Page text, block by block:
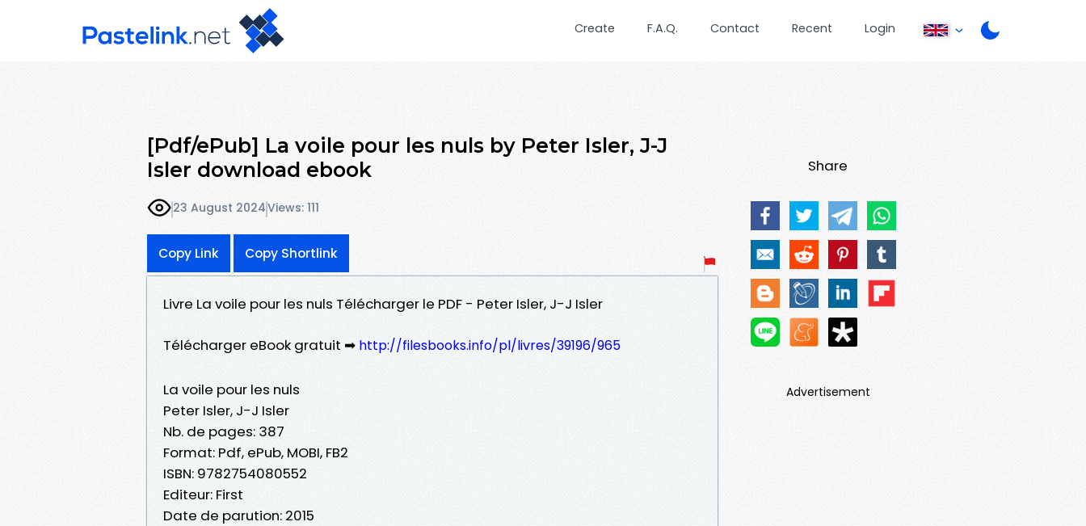
Create F.A.Q. Contact Recent Login
[Pdf/ePub] La voile pour les nuls by Peter Isler, J-J
Isler download ebook
23 August 2024Views: 111
Copy Link Copy Shortlink
Livre La voile pour les nuls Télécharger le PDF - Peter Isler, J-J Isler
Télécharger eBook gratuit ➡ http://filesbooks.info/pl/livres/39196/965
La voile pour les nuls
Peter Isler, J-J Isler
Nb. de pages: 387
Format: Pdf, ePub, MOBI, FB2
ISBN: 9782754080552
Editeur: First
Date de parution: 2015
Share
Advertisement